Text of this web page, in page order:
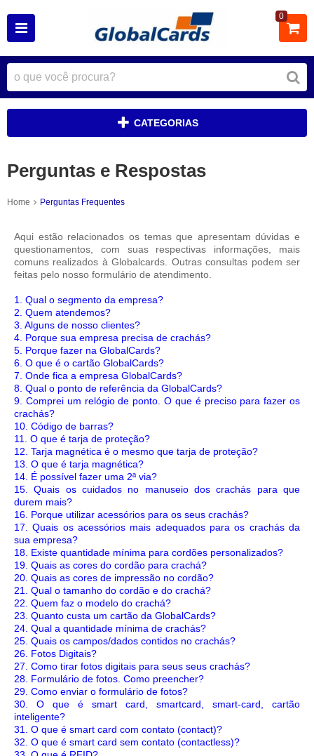
0
CATEGORIAS
Perguntas e Respostas
Home Perguntas Frequentes
Aqui estão relacionados os temas que apresentam dúvidas e
questionamentos, com suas respectivas informações, mais
comuns realizados à Globalcards. Outras consultas podem ser
feitas pelo nosso formulário de atendimento
1. Qual o segmento da empresa?
2. Quem atendemos?
3. Alguns de nosso clientes?
4. Porque sua empresa precisa de crachás?
5. Porque fazer na GlobalCards?
6. O que é o cartão GlobalCards?
7. Onde fica a empresa GlobalCards?
8. Qual o ponto de referência da GlobalCards?
9. Comprei um relógio de ponto. O que é preciso para fazer os
crachás?
10. Código de barras?
11. O que é tarja de proteção?
12. Tarja magnética é o mesmo que tarja de proteção?
13. O que é tarja magnética?
14. É possível fazer uma 2ª via?
15. Quais os cuidados no manuseio dos crachás para que
durem mais?
16. Porque utilizar acessórios para os seus crachás?
17. Quais os acessórios mais adequados para os crachás da
sua empresa?
18. Existe quantidade mínima para cordões personalizados?
19. Quais as cores do cordão para crachá?
20. Quais as cores de impressão no cordão?
21. Qual o tamanho do cordão e do crachá?
22. Quem faz o modelo do crachá?
23. Quanto custa um cartão da GlobalCards?
24. Qual a quantidade mínima de crachás?
25. Quais os campos/dados contidos no crachás?
26. Fotos Digitais?
27. Como tirar fotos digitais para seus seus crachás?
28. Formulário de fotos. Como preencher?
29. Como enviar o formulário de fotos?
30. O que é smart card, smartcard, smart-card, cartão
inteligente?
31. O que é smart card com contato (contact)?
32. O que é smart card sem contato (contactless)?